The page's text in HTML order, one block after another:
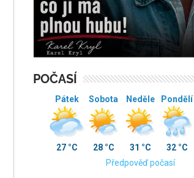
POČASÍ
Pátek
27 °C
Sobota
28 °C
Neděle
31 °C
Pondělí
32 °C
Předpověď počasí